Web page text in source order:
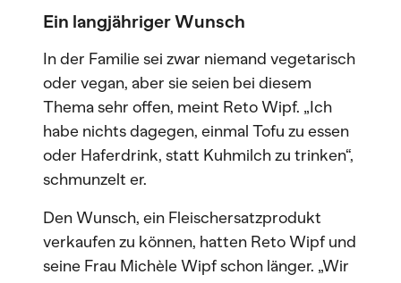
Ein langjähriger Wunsch
In der Familie sei zwar niemand vegetarisch
oder vegan, aber sie seien bei diesem
Thema sehr offen, meint Reto Wipf. „Ich
habe nichts dagegen, einmal Tofu zu essen
oder Haferdrink, statt Kuhmilch zu trinken“,
schmunzelt er.
Den Wunsch, ein Fleischersatzprodukt
verkaufen zu können, hatten Reto Wipf und
seine Frau Michèle Wipf schon länger. „Wir